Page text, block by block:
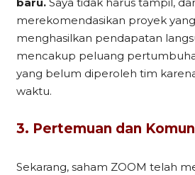
merekomendasikan proyek
menghasilkan pendapatan
mencakup peluang
yang belum diperoleh tim
waktu.
3. Pertemuan dan
Sekarang, saham ZOOM telah